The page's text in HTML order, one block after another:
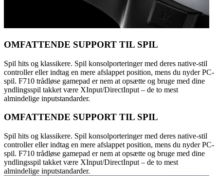
OMFATTENDE SUPPORT TIL SPIL
Spil hits og klassikere. Spil konsolporteringer med deres native-stil
controller eller indtag en mere afslappet position, mens du nyder PC-
spil. F710 trådløse gamepad er nem at opsætte og bruge med dine
yndlingsspil takket være XInput/DirectInput – de to mest
almindelige inputstandarder.
OMFATTENDE SUPPORT TIL SPIL
Spil hits og klassikere. Spil konsolporteringer med deres native-stil
controller eller indtag en mere afslappet position, mens du nyder PC-
spil. F710 trådløse gamepad er nem at opsætte og bruge med dine
yndlingsspil takket være XInput/DirectInput – de to mest
almindelige inputstandarder.